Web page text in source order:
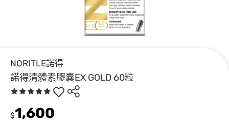
NORITLE諾得
諾得清體素膠囊EX GOLD 60粒
$1,600